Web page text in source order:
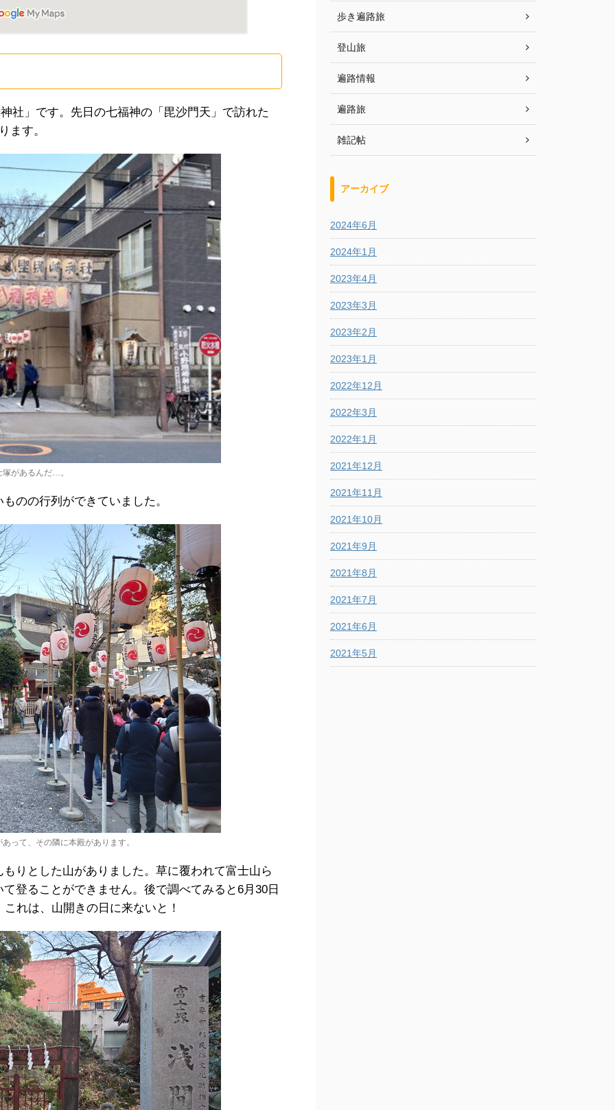
社」です。先日の七福神の「毘沙門天」で訪れた
ます。
塚があるんだ…。
のの行列ができていました。
って、その隣に本殿があります。
りとした山がありました。草に覆われて富士山ら
登ることができません。後で調べてみると6月30日
れは、山開きの日に来ないと！
歩き遍路旅
登山旅
遍路情報
遍路旅
雑記帖
アーカイブ
2024年6月
2024年1月
2023年4月
2023年3月
2023年2月
2023年1月
2022年12月
2022年3月
2022年1月
2021年12月
2021年11月
2021年10月
2021年9月
2021年8月
2021年7月
2021年6月
2021年5月